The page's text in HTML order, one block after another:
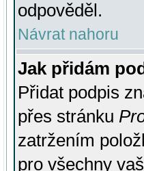
odpověděl.
Návrat nahoru
Jak přidám
Přidat podpis
přes stránku
zatržením
pro všechny